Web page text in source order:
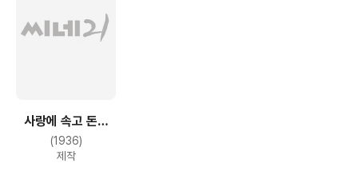
사랑에 속고 돈에
울고
(1936)
제작